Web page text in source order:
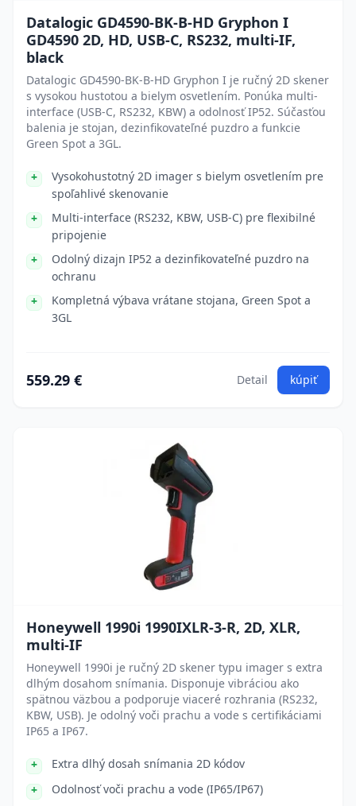
Datalogic GD4590-BK-B-HD Gryphon I
GD4590 2D, HD, USB-C, RS232, multi-IF,
black
Datalogic GD4590-BK-B-HD Gryphon I je ručný 2D skener
s vysokou hustotou a bielym osvetlením. Ponúka multi-
interface (USB-C, RS232, KBW) a odolnosť IP52. Súčasťou
balenia je stojan, dezinfikovateľné puzdro a funkcie
Green Spot a 3GL.
Vysokohustotný 2D imager s bielym osvetlením pre
spoľahlivé skenovanie
Multi-interface (RS232, KBW, USB-C) pre flexibilné
pripojenie
Odolný dizajn IP52 a dezinfikovateľné puzdro na
ochranu
Kompletná výbava vrátane stojana, Green Spot a
3GL
559.29 € Detail kúpiť
Honeywell 1990i 1990IXLR-3-R, 2D, XLR,
multi-IF
Honeywell 1990i je ručný 2D skener typu imager s extra
dlhým dosahom snímania. Disponuje vibráciou ako
spätnou väzbou a podporuje viaceré rozhrania (RS232,
KBW, USB). Je odolný voči prachu a vode s certifikáciami
IP65 a IP67.
Extra dlhý dosah snímania 2D kódov
Odolnosť voči prachu a vode (IP65/IP67)